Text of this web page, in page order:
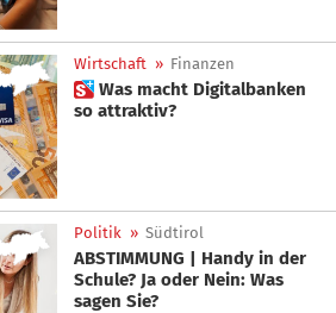
Wirtschaft » Finanzen
 Was macht Digitalbanken
so attraktiv?
Politik » Südtirol
ABSTIMMUNG | Handy in der
Schule? Ja oder Nein: Was
sagen Sie?